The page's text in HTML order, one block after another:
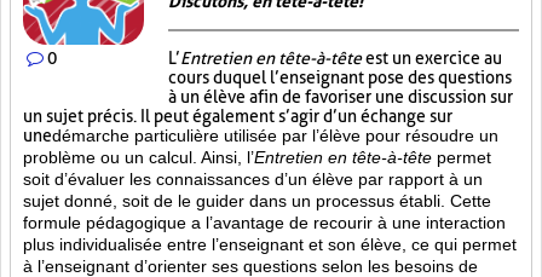
0 L’Entretien en tête-à-têteest un exercice au
cours duquel l’enseignant pose des questions
à un élève afin de favoriser une discussion sur
un sujet précis. Il peut également s’agir d’un échange sur
unedémarche particulière utilisée par l’élève pour résoudre un
problème ou un calcul. Ainsi, l’Entretien en tête-à-tête permet
soit d’évaluer les connaissances d’un élève par rapport à un
sujet donné, soit de le guider dans un processus établi. Cette
formule pédagogique a l’avantage de recourir à une interaction
plus individualisée entre l’enseignant et son élève, ce qui permet
à l’enseignant d’orienter ses questions selon les besoins de